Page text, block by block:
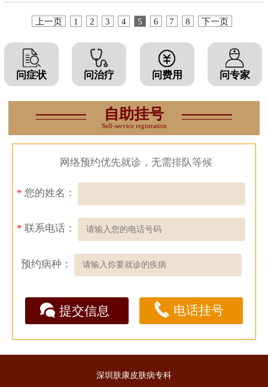
上一页 1 2 3 4 5 6 7 8 下一页
问症状 问治疗 问费用 问专家
自助挂号
Self-service registration
网络预约优先就诊，无需排队等候
* 您的姓名：
* 联系电话：
预约病种：
提交信息 电话挂号
深圳肤康皮肤病专科